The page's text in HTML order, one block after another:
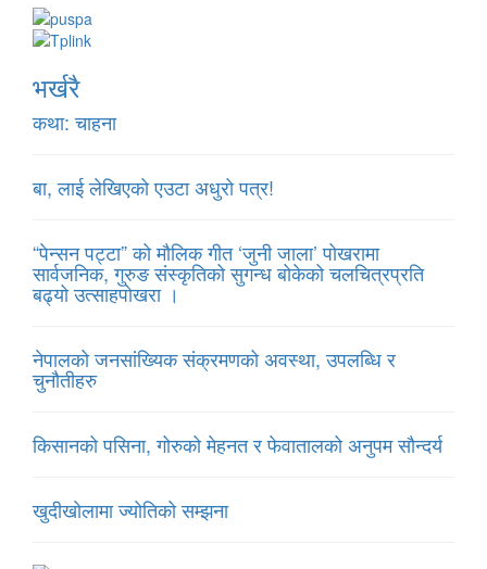
भर्खरै
कथा: चाहना
बा, लाई लेखिएको एउटा अधुरो पत्र!
“पेन्सन पट्टा” को मौलिक गीत ‘जुनी जाला’ पोखरामा
सार्वजनिक, गुरुङ संस्कृतिको सुगन्ध बोकेको चलचित्रप्रति
बढ्यो उत्साहपोखरा ।
नेपालको जनसांख्यिक संक्रमणको अवस्था, उपलब्धि र
चुनौतीहरु
किसानको पसिना, गोरुको मेहनत र फेवातालको अनुपम सौन्दर्य
खुदीखोलामा ज्योतिको सम्झना